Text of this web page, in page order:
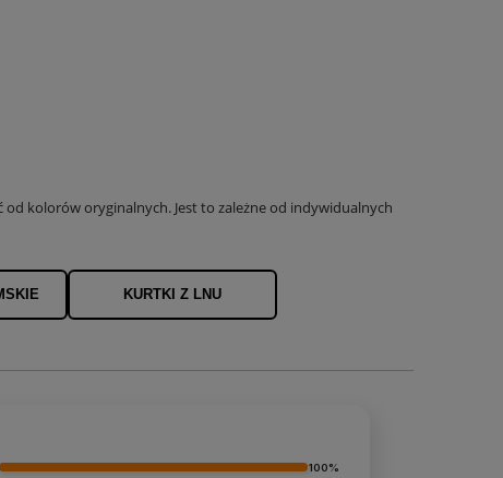
kolorów oryginalnych. Jest to zależne od indywidualnych
KURTKI Z LNU
100%